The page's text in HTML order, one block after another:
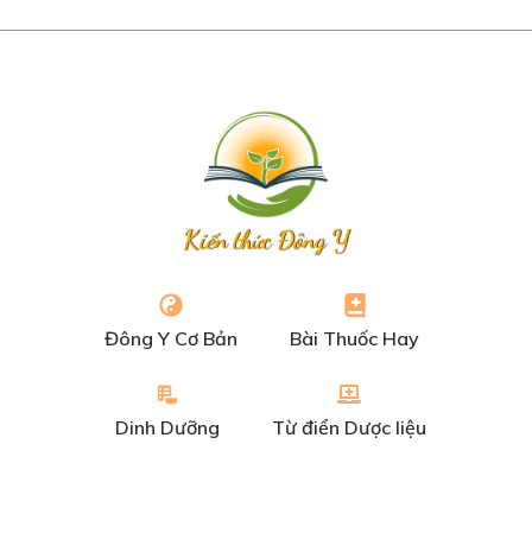
Kiến thức Đông Y
Đông Y Cơ Bản Bài Thuốc Hay
Dinh Dưỡng Từ điển Dược liệu